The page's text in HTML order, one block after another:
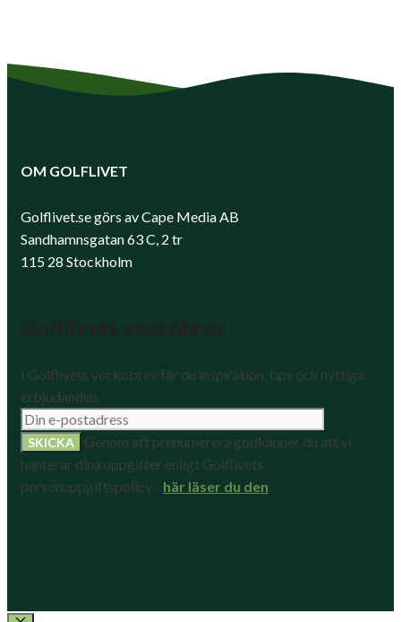
OM GOLFLIVET
Golflivet.se görs av Cape Media AB
Sandhamnsgatan 63 C, 2 tr
115 28 Stockholm
I Golflivets veckobrev får du inspiration, tips och nyttiga
erbjudanden.
Genom att prenumerera godkänner du att vi
hanterar dina uppgifter enligt Golflivets
personuppgiftspolicy - här läser du den